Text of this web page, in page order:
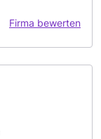
Firma bewerten